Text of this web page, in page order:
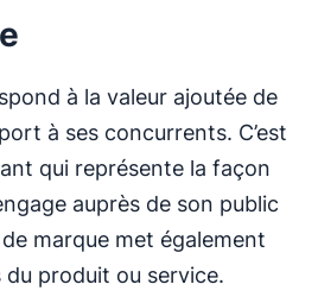
à la valeur ajoutée de
à ses concurrents. C’est
qui représente la façon
auprès de son public
marque met également
produit ou service.